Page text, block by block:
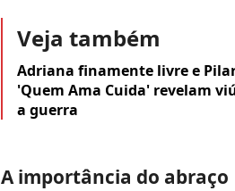
Veja também
Adriana finamente livre e
'Quem Ama Cuida' revelam
a guerra
A importância do abraço